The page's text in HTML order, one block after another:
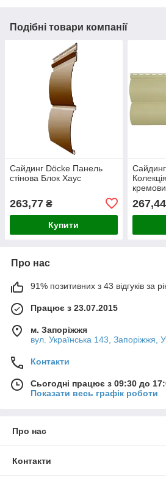
Подібні товари компанії
Сайдинг Döcke Панель
стінова Блок Хаус
263,77 ₴
Купити
267,44
Про нас
91% позитивних з 43 відгуків за
Працює з 23.07.2015
м. Запоріжжя
вул. Українська 143, Запоріжжя,
Контакти
Сьогодні працює з 09:30 до
Показати весь графік роботи
Про нас
Контакти